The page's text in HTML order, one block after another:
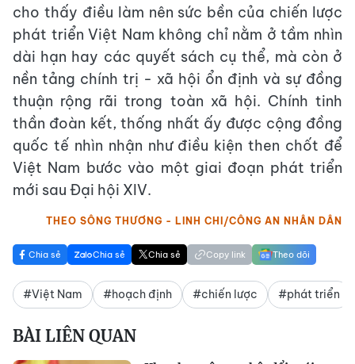
cho thấy điều làm nên sức bền của chiến lược
phát triển Việt Nam không chỉ nằm ở tầm nhìn
dài hạn hay các quyết sách cụ thể, mà còn ở
nền tảng chính trị - xã hội ổn định và sự đồng
thuận rộng rãi trong toàn xã hội. Chính tinh
thần đoàn kết, thống nhất ấy được cộng đồng
quốc tế nhìn nhận như điều kiện then chốt để
Việt Nam bước vào một giai đoạn phát triển
mới sau Đại hội XIV.
THEO SÔNG THƯƠNG - LINH CHI/CÔNG AN NHÂN DÂN
Chia sẻ Chia sẻ Chia sẻ Copy link Theo dõi
#Việt Nam #hoạch định #chiến lược #phát triển
BÀI LIÊN QUAN